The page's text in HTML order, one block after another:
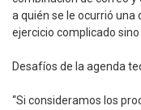
a quién se le ocurrió
ejercicio complicado
Desafíos de la agenda
“Si consideramos los